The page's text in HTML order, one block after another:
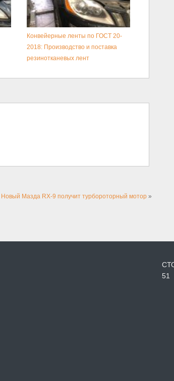
Конвейерные ленты по ГОСТ 20-
2018: Производство и поставка
резинотканевых лент
Новый Мазда RX-9 получит турбороторный мотор »
51